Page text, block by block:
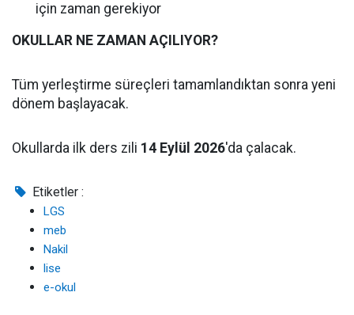
için zaman gerekiyor
OKULLAR NE ZAMAN AÇILIYOR?
Tüm yerleştirme süreçleri tamamlandıktan sonra yeni
dönem başlayacak.
Okullarda ilk ders zili 14 Eylül 2026'da çalacak.
Etiketler :
LGS
meb
Nakil
lise
e-okul